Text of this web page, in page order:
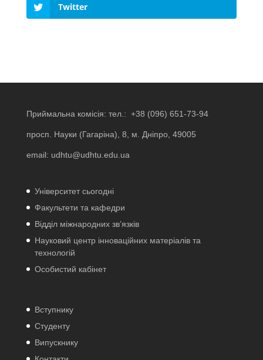
Twitter
Приймальна комісія: тел.: +38 (096) 651-73-94
просп. Науки (Гагаріна), 8, м. Дніпро, 49005
email: udhtu@udhtu.edu.ua
Університет сьогодні
Факультети та кафедри
Відділ міжнародних зв’язків
Науковий центр інноваційних матеріалів та
технологій
Особистий кабінет
Вступнику
Студенту
Випускнику